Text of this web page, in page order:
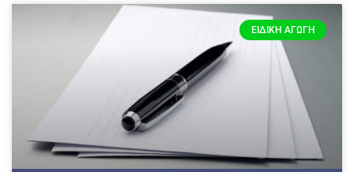
ΕΙΔΙΚΉ ΑΓΩΓΉ